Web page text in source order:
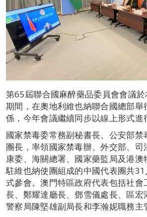
第65屆聯合國麻醉藥品委員會會議
期間，在奧地利維也納聯合國總部舉
係，今年會議繼續同步以線上形式進
國家禁毒委常務副秘書長、公安部
團長，率領國家禁毒辦、外交部、司
康委、海關總署、國家藥監局及港澳
駐維也納使團組成的中國代表團共
式參會。澳門特區政府代表包括社會
長、鄭耀達廳長、鄧雪儀處長、區宏
警察局陳堅雄副局長和李瀚妮職務主